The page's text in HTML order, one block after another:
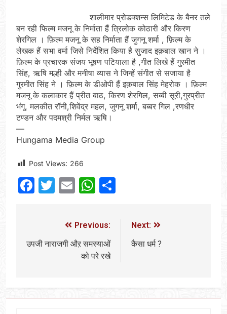
शालीमार प्रोडक्शन्स लिमिटेड के बैनर तले
बन रही फिल्म मजनू के निर्माता हैं त्रिलोक कोठारी और किरण
शेरगिल । फ़िल्म मजनू के सह निर्माता हैं जुगनू शर्मा , फ़िल्म के
लेखक हैं सभा वर्मा जिसे निर्देशित किया है सुजाद इक़बाल खान ने ।
फ़िल्म के प्रचारक संजय भूषण पटियाला है ,गीत लिखे हैं गुरमीत
सिंह, ऋषि मल्ही और मनीषा व्यास ने जिन्हें संगीत से सजाया है
गुरमीत सिंह ने । फ़िल्म के डीओपी हैं इक़बाल सिंह मेहरोक । फ़िल्म
मजनू के कलाकार हैं प्रीत बाठ, किरण शेरगिल, सब्बी सूरी,गुरप्रीत
भंगू, मलकीत रॉनी,शिवेंद्र महल, जुगनू शर्मा, बब्बर गिल ,रणधीर
टण्डन और पदमश्री निर्मल ऋषि।
—
Hungama Media Group
Post Views: 266
Facebook
Twitter
EmailWhatsApp
Previous:
उपजी नाराजगी औऱ समस्याओं
को परे रखे
Next:
कैसा धर्म ?